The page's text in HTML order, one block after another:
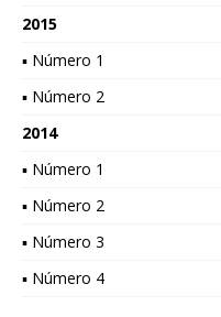
2015
▪ Número 1
▪ Número 2
2014
▪ Número 1
▪ Número 2
▪ Número 3
▪ Número 4